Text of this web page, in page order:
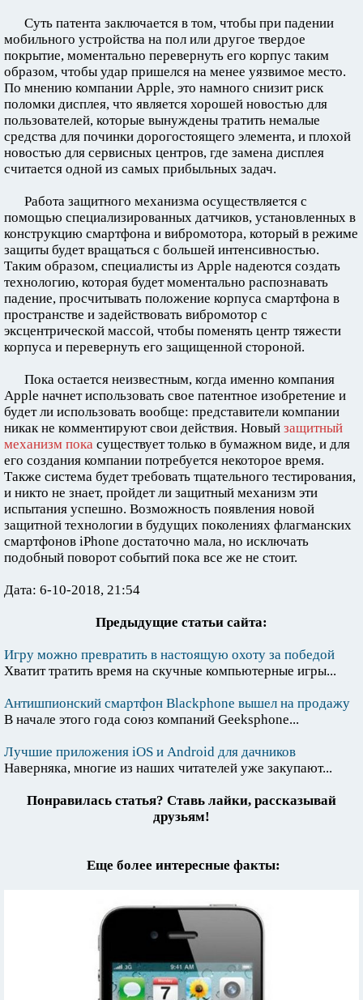
Суть патента заключается в том, чтобы при падении
мобильного устройства на пол или другое твердое
покрытие, моментально перевернуть его корпус таким
образом, чтобы удар пришелся на менее уязвимое место.
По мнению компании Apple, это намного снизит риск
поломки дисплея, что является хорошей новостью для
пользователей, которые вынуждены тратить немалые
средства для починки дорогостоящего элемента, и плохой
новостью для сервисных центров, где замена дисплея
считается одной из самых прибыльных задач.
Работа защитного механизма осуществляется с
помощью специализированных датчиков, установленных в
конструкцию смартфона и вибромотора, который в режиме
защиты будет вращаться с большей интенсивностью.
Таким образом, специалисты из Apple надеются создать
технологию, которая будет моментально распознавать
падение, просчитывать положение корпуса смартфона в
пространстве и задействовать вибромотор с
эксцентрической массой, чтобы поменять центр тяжести
корпуса и перевернуть его защищенной стороной.
Пока остается неизвестным, когда именно компания
Apple начнет использовать свое патентное изобретение и
будет ли использовать вообще: представители компании
никак не комментируют свои действия. Новый защитный
механизм пока существует только в бумажном виде, и для
его создания компании потребуется некоторое время.
Также система будет требовать тщательного тестирования,
и никто не знает, пройдет ли защитный механизм эти
испытания успешно. Возможность появления новой
защитной технологии в будущих поколениях флагманских
смартфонов iPhone достаточно мала, но исключать
подобный поворот событий пока все же не стоит.
Дата: 6-10-2018, 21:54
Предыдущие статьи сайта:
Игру можно превратить в настоящую охоту за победой
Хватит тратить время на скучные компьютерные игры...
Антишпионский смартфон Blackphone вышел на продажу
В начале этого года союз компаний Geeksphone...
Лучшие приложения iOS и Android для дачников
Наверняка, многие из наших читателей уже закупают...
Понравилась статья? Ставь лайки, рассказывай
друзьям!
Еще более интересные факты: